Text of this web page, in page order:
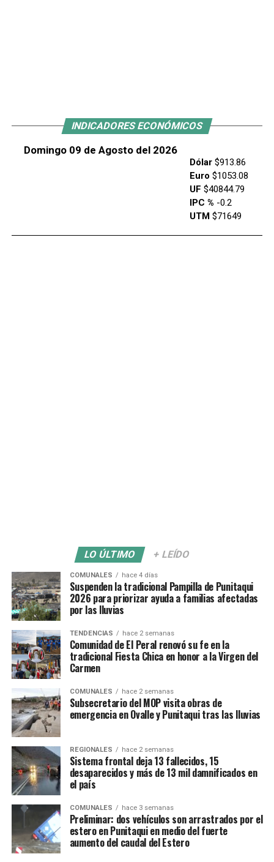
INDICADORES ECONÓMICOS
Domingo 09 de Agosto del 2026
Dólar$913.86
Euro $1053.08
UF $40844.79
IPC % -0.2
UTM $71649
LO ÚLTIMO + LEÍDO
COMUNALES hace 4 días
Suspenden la tradicional Pampilla de Punitaqui
2026 para priorizar ayuda a familias afectadas
por las lluvias
TENDENCIAS hace 2 semanas
Comunidad de El Peral renovó su fe en la
tradicional Fiesta Chica en honor a la Virgen del
Carmen
COMUNALES hace 2 semanas
Subsecretario del MOP visita obras de
emergencia en Ovalle y Punitaqui tras las lluvias
REGIONALES hace 2 semanas
Sistema frontal deja 13 fallecidos, 15
desaparecidos y más de 13 mil damnificados en
el país
COMUNALES hace 3 semanas
Preliminar: dos vehículos son arrastrados por el
estero en Punitaqui en medio del fuerte
aumento del caudal del Estero